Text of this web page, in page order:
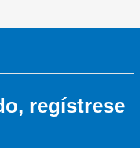
regístrese